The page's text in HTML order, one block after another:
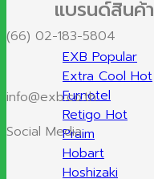
แบรนด์สินค้า
EXB
Extra Cool
Furnotel
Retigo
Praim
Hobart
Hoshizaki
(66) 02-183-5804
info@exb.co.th
Social Media